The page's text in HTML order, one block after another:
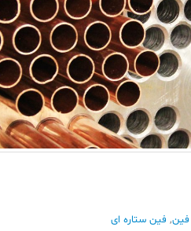
فین, فین ستاره ای